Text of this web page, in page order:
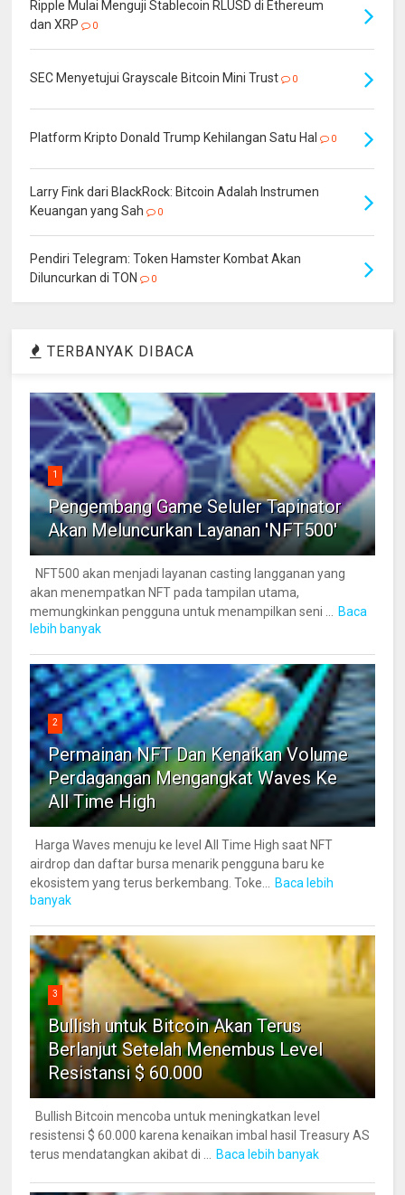
Ripple Mulai Menguji Stablecoin RLUSD di Ethereum
dan XRP
0
SEC Menyetujui Grayscale Bitcoin Mini Trust 0
Platform Kripto Donald Trump Kehilangan Satu Hal 0
Larry Fink dari BlackRock: Bitcoin Adalah Instrumen
Keuangan yang Sah
0
Pendiri Telegram: Token Hamster Kombat Akan
Diluncurkan di TON
0
TERBANYAK DIBACA
1
Pengembang Game Seluler Tapinator
Akan Meluncurkan Layanan 'NFT500'
NFT500 akan menjadi layanan casting langganan yang
akan menempatkan NFT pada tampilan utama,
memungkinkan pengguna untuk menampilkan seni ...
Baca
lebih banyak
2
Permainan NFT Dan Kenaikan Volume
Perdagangan Mengangkat Waves Ke
All Time High
Harga Waves menuju ke level All Time High saat NFT
airdrop dan daftar bursa menarik pengguna baru ke
ekosistem yang terus berkembang. Toke...
Baca lebih
banyak
3
Bullish untuk Bitcoin Akan Terus
Berlanjut Setelah Menembus Level
Resistansi $ 60.000
Bullish Bitcoin mencoba untuk meningkatkan level
resistensi $ 60.000 karena kenaikan imbal hasil Treasury AS
terus mendatangkan akibat di ...
Baca lebih banyak